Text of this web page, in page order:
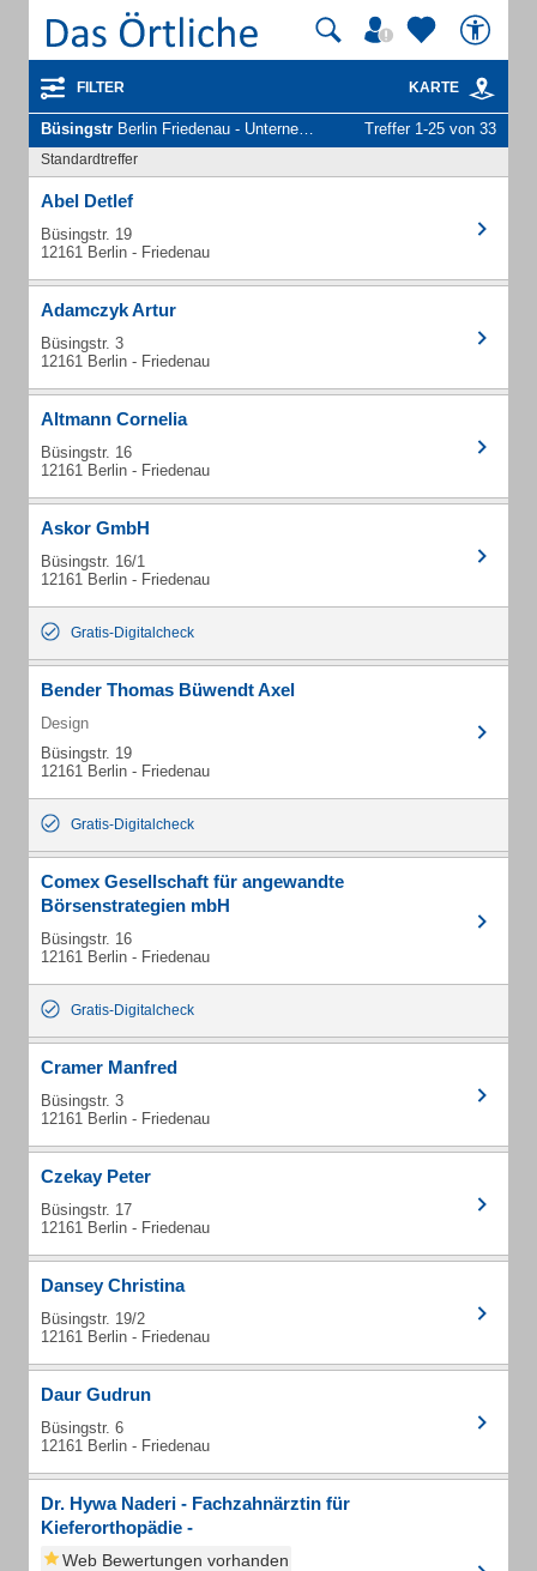
FILTER KARTE
Büsingstr Berlin Friedenau - Unternehmen und Personen Treffer 1-25 von 33
Standardtreffer
Abel Detlef
Büsingstr. 19
12161 Berlin - Friedenau
Adamczyk Artur
Büsingstr. 3
12161 Berlin - Friedenau
Altmann Cornelia
Büsingstr. 16
12161 Berlin - Friedenau
Askor GmbH
Büsingstr. 16/1
12161 Berlin - Friedenau
Gratis-Digitalcheck
Bender Thomas Büwendt Axel
Design
Büsingstr. 19
12161 Berlin - Friedenau
Gratis-Digitalcheck
Comex Gesellschaft für angewandte
Börsenstrategien mbH
Büsingstr. 16
12161 Berlin - Friedenau
Gratis-Digitalcheck
Cramer Manfred
Büsingstr. 3
12161 Berlin - Friedenau
Czekay Peter
Büsingstr. 17
12161 Berlin - Friedenau
Dansey Christina
Büsingstr. 19/2
12161 Berlin - Friedenau
Daur Gudrun
Büsingstr. 6
12161 Berlin - Friedenau
Dr. Hywa Naderi - Fachzahnärztin für
Kieferorthopädie -
Web Bewertungen vorhanden